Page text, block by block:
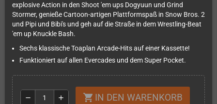
explosive Action in den Shoot 'em ups Dogyuun und Grind
Stormer, genieße Cartoon-artigen Plattformspaß in Snow Bros. 2
und Pipi und Bibi's und geh auf die Straße in dem Wrestling-Beat
'em up Knuckle Bash.
Sechs klassische Toaplan Arcade-Hits auf einer Kassette!
Funktioniert auf allen Evercades und dem Super Pocket.
remove add shopping_cart IN DEN WARENKORB